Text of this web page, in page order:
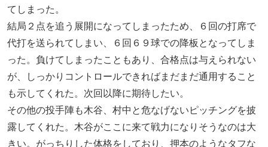
てしまった。
結局２点を追う展開になってしまったため、６回の打席で
代打を送られてしまい、６回６９球での降板となってしま
った。負けてしまったこともあり、合格点は与えられない
が、しっかりコントロールできればまだまだ通用すること
も示してくれた。次回以降に期待したい。
その他の投手陣も木谷、村中と危なげないピッチングを披
露してくれた。木谷がここに来て戦力になりそうなのは大
きい。がっちりした体格をしており、押本のようなタフな